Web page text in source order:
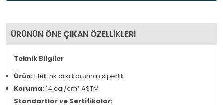
ÜRÜNÜN ÖNE ÇIKAN ÖZELLİKLERİ
Teknik Bilgiler
Ürün: Elektrik arkı korumalı siperlik
Koruma: 14 cal/cm² ASTM
Standartlar ve Sertifikalar: